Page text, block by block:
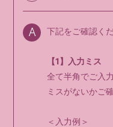
FC限定BLOG
FC限定RADIO
A 下記をご確認くだ
【1】入力ミス
全て半角でご入
ミスがないかご
＜入力例＞